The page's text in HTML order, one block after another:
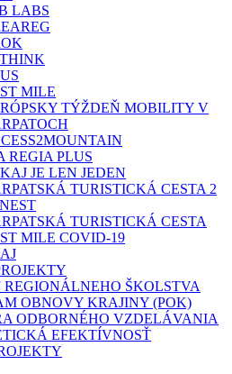
LABS
MILE
TÝŽDEŇ MOBILITY V
REGIA PLUS
JE LEN JEDEN
TURISTICKÁ CESTA 2
TURISTICKÁ CESTA
MILE COVID-19
REGIONÁLNEHO ŠKOLSTVA
OBNOVY KRAJINY (POK)
ODBORNÉHO VZDELÁVANIA
EFEKTÍVNOSŤ